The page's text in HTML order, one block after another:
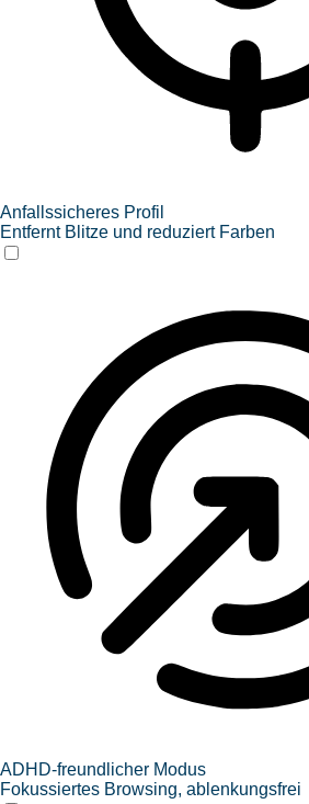
Anfallssicheres Profil
Entfernt Blitze und reduziert Farben
ADHD-freundlicher Modus
Fokussiertes Browsing, ablenkungsfrei